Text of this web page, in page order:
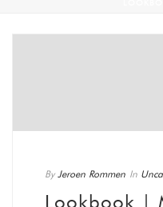
By Jeroen Rommen In
Lookbook |